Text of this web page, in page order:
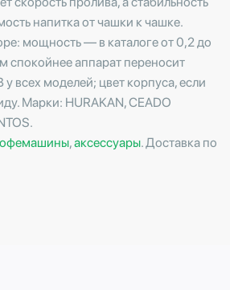
напитка от чашки к чашке.
мощность — в каталоге от 0,2 до
спокойнее аппарат переносит
всех моделей; цвет корпуса, если
Марки: HURAKAN, CEADO
,аксессуары. Доставка по